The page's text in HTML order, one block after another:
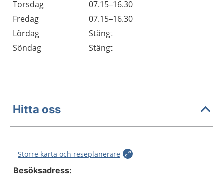
Torsdag
07.15–16.30
Fredag
07.15–16.30
Lördag
Stängt
Söndag
Stängt
Hitta oss
Större karta och reseplanerare
Besöksadress: